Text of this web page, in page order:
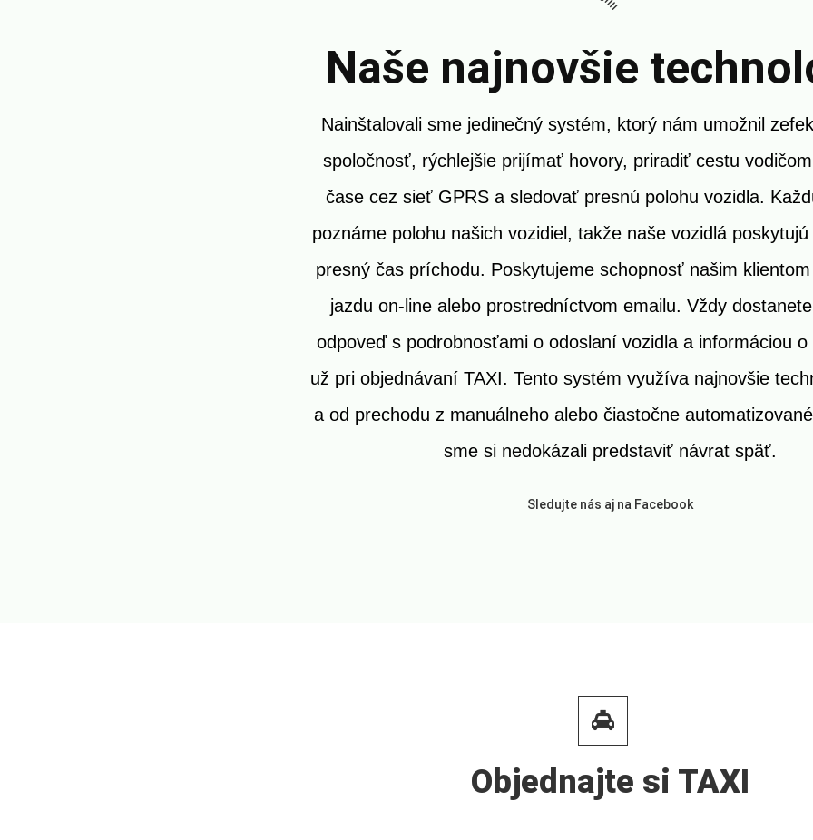
Naše najnovšie
Nainštalovali sme jedinečný systém, ktorý nám umožnil
spoločnosť, rýchlejšie prijímať hovory, priradiť cestu
čase cez sieť GPRS a sledovať presnú polohu vozidla.
poznáme polohu našich vozidiel, takže naše vozidlá
presný čas príchodu. Poskytujeme schopnosť našim
jazdu on-line alebo prostredníctvom emailu. Vždy
odpoveď s podrobnosťami o odoslaní vozidla a informáciou
už pri objednávaní TAXI. Tento systém využíva najnovšie
a od prechodu z manuálneho alebo čiastočne
sme si nedokázali predstaviť návrat späť.
Sledujte nás aj na Facebook
Objednajte si TAXI